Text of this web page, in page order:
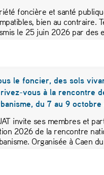
foncière et santé
bien au contraire.
le 25 juin 2026 par des
le foncier, des sols
vous à la rencontre
du 7 au 9 octobre
invite ses membres et
2026 de la rencontre
Organisée à Caen du